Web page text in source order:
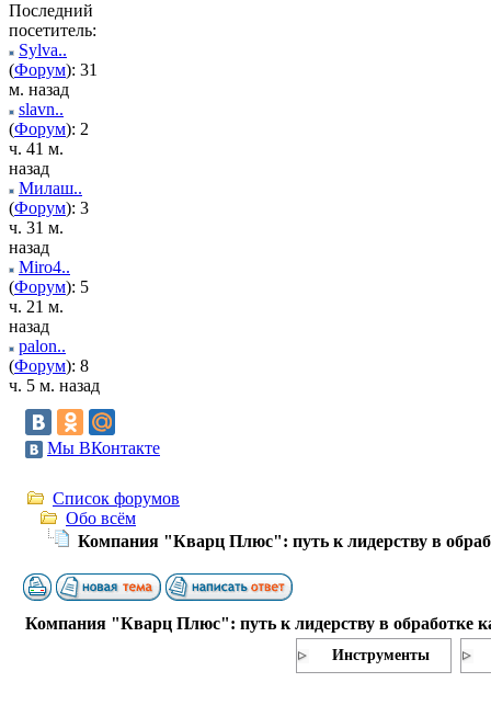
Последний
посетитель:
Sylva..
(Форум): 31
м. назад
slavn..
(Форум): 2
ч. 41 м.
назад
Милаш..
(Форум): 3
ч. 31 м.
назад
Miro4..
(Форум): 5
ч. 21 м.
назад
palon..
(Форум): 8
ч. 5 м. назад
Мы ВКонтакте
Список форумов
Обо всём
Компания "Кварц Плюс": путь к лидерству в
Компания "Кварц Плюс": путь к лидерству в обработке
Инструменты